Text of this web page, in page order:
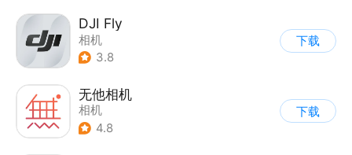
DJI Fly
相机
3.8
下载
无他相机
相机
4.8
下载